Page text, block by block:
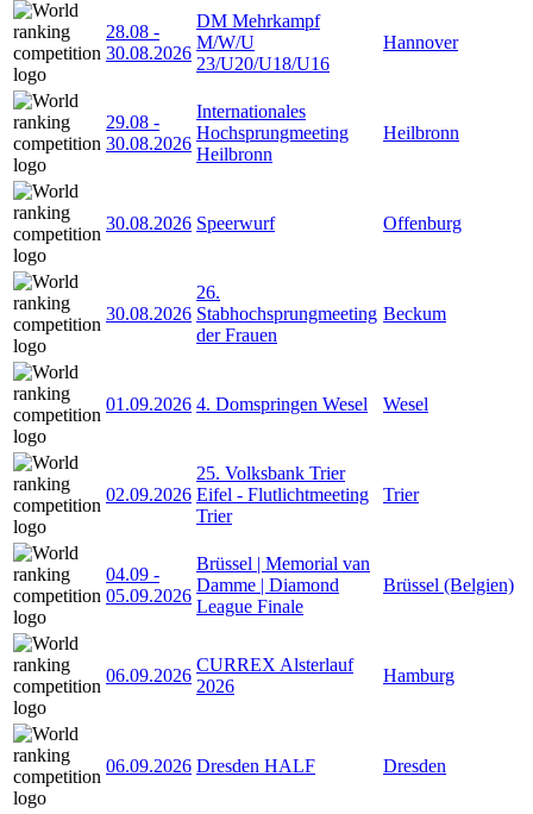
28.08 -
30.08.2026
DM Mehrkampf
M/W/U
23/U20/U18/U16
Hannover
29.08 -
30.08.2026
Internationales
Hochsprungmeeting
Heilbronn
Heilbronn
30.08.2026 Speerwurf Offenburg
30.08.2026
26.
Stabhochsprungmeeting
der Frauen
Beckum
01.09.2026 4. Domspringen Wesel Wesel
02.09.2026
25. Volksbank Trier
Eifel - Flutlichtmeeting
Trier
Trier
04.09 -
05.09.2026
Brüssel | Memorial van
Damme | Diamond
League Finale
Brüssel (Belgien)
06.09.2026
CURREX Alsterlauf
2026
Hamburg
06.09.2026 Dresden HALF Dresden